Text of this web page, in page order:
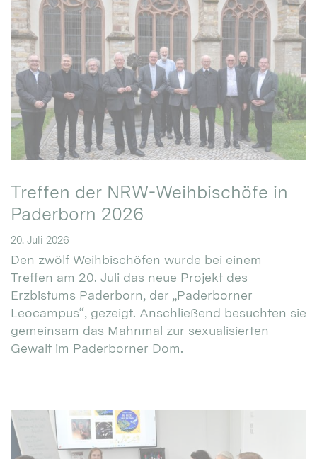
Treffen der NRW-Weihbischöfe in
Paderborn 2026
20. Juli 2026
Den zwölf Weihbischöfen wurde bei einem
Treffen am 20. Juli das neue Projekt des
Erzbistums Paderborn, der „Paderborner
Leocampus“, gezeigt. Anschließend besuchten sie
gemeinsam das Mahnmal zur sexualisierten
Gewalt im Paderborner Dom.